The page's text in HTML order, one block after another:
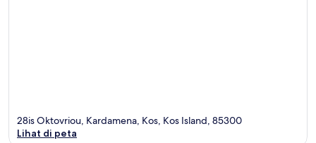
28is Oktovriou, Kardamena, Kos, Kos Island, 85300
Lihat di peta